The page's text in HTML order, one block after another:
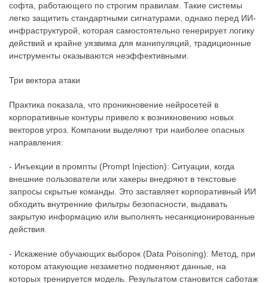
софта, работающего по строгим правилам. Такие системы
легко защитить стандартными сигнатурами, однако перед ИИ-
инфраструктурой, которая самостоятельно генерирует логику
действий и крайне уязвима для манипуляций, традиционные
инструменты оказываются неэффективными.
Три вектора атаки
Практика показала, что проникновение нейросетей в
корпоративные контуры привело к возникновению новых
векторов угроз. Компании выделяют три наиболее опасных
направления:
- Инъекции в промпты (Prompt Injection): Ситуации, когда
внешние пользователи или хакеры внедряют в текстовые
запросы скрытые команды. Это заставляет корпоративный ИИ
обходить внутренние фильтры безопасности, выдавать
закрытую информацию или выполнять несанкционированные
действия.
- Искажение обучающих выборок (Data Poisoning): Метод, при
котором атакующие незаметно подменяют данные, на
которых тренируется модель. Результатом становится саботаж